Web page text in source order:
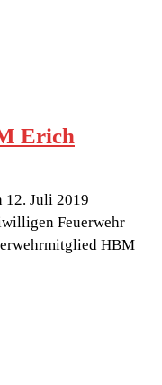
Erich
12. Juli 2019
Feuerwehr
HBM